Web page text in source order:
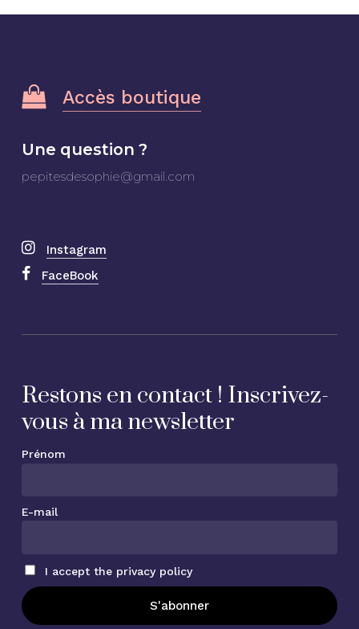
Accès boutique
Une question ?
pepitesdesophie@gmail.com
Instagram
FaceBook
Restons en contact ! Inscrivez-
vous à ma newsletter
Prénom
E-mail
I accept the privacy policy